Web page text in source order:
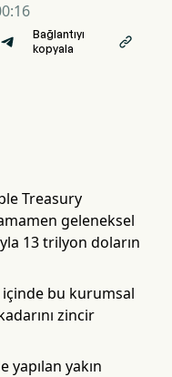
Bağlantıyı
kopyala

Treasury
geleneksel
13 trilyon doların
bu kurumsal
zincir
yapılan yakın